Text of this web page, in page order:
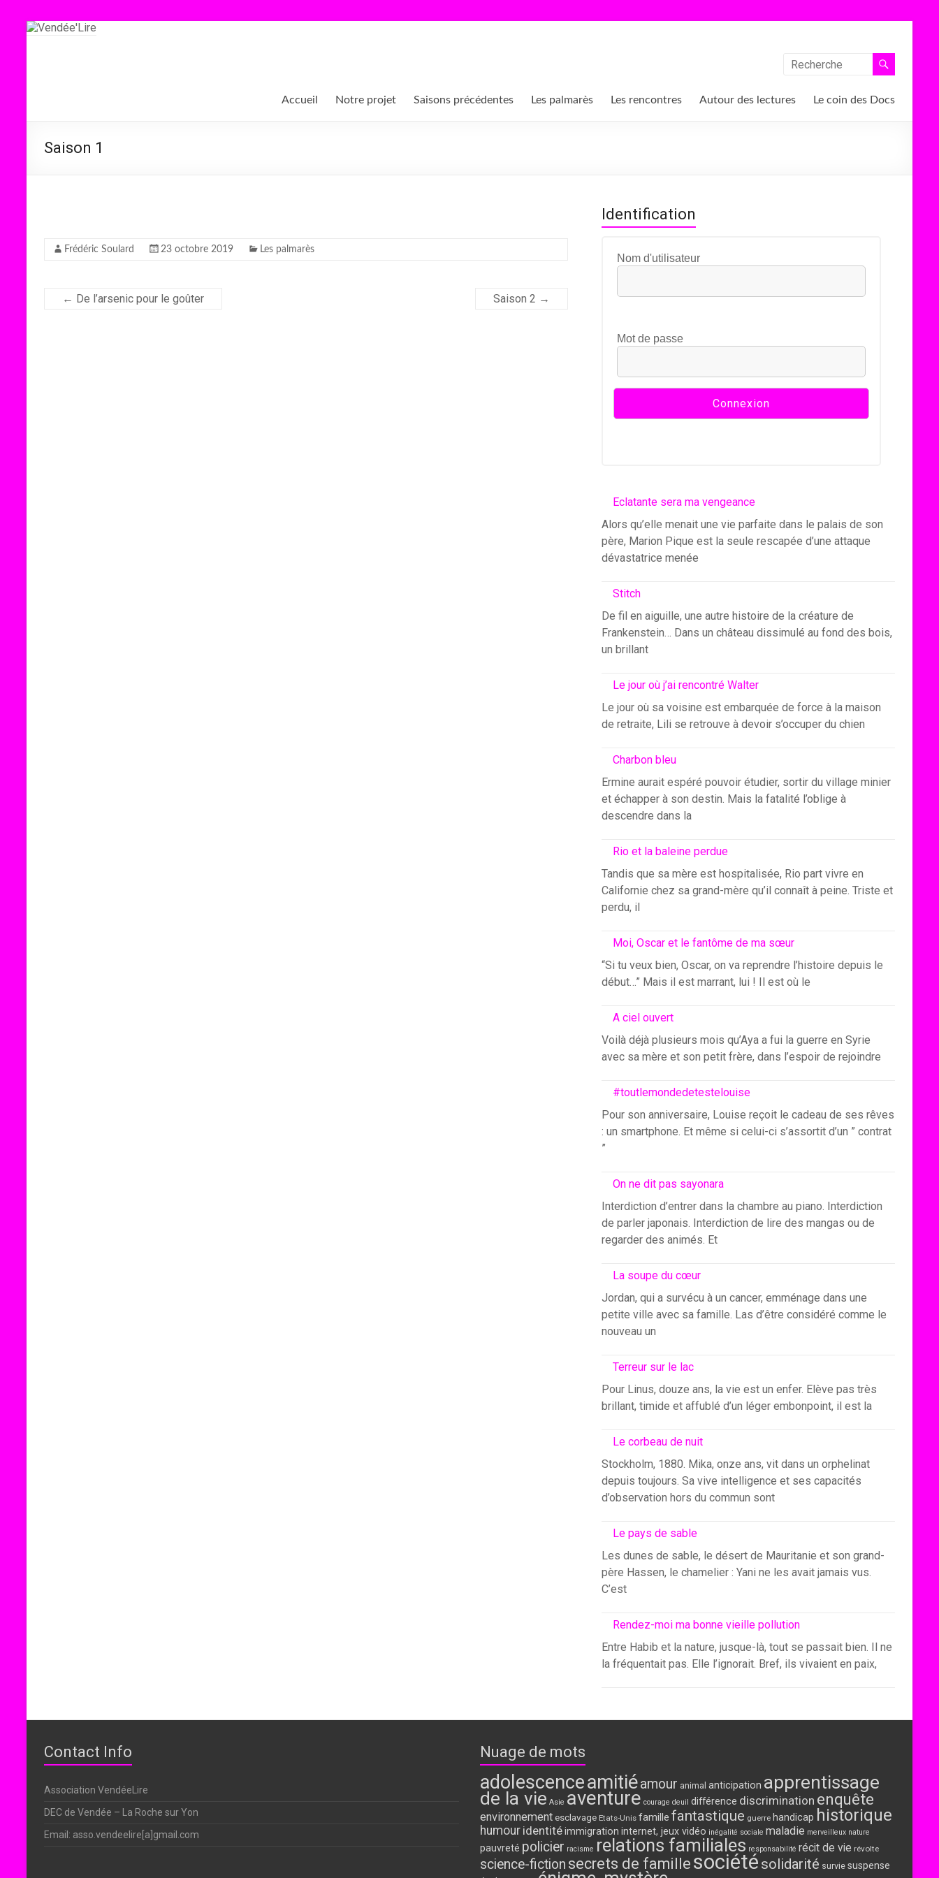
Aller
des
collégiens
Accueil Notre projet Saisons précédentes Les palmarès Les rencontres Autour des lectures Le coin des Docs
Saison 1
Frédéric Soulard 23 octobre 2019 Les palmarès
← De l’arsenic pour le goûter Saison 2 →
Identification
Nom d'utilisateur
Mot de passe
Eclatante sera ma vengeance
Alors qu’elle menait une vie parfaite dans le palais de son
père, Marion Pique est la seule rescapée d’une attaque
dévastatrice menée
Stitch
De fil en aiguille, une autre histoire de la créature de
Frankenstein… Dans un château dissimulé au fond des bois,
un brillant
Le jour où j’ai rencontré Walter
Le jour où sa voisine est embarquée de force à la maison
de retraite, Lili se retrouve à devoir s’occuper du chien
Charbon bleu
Ermine aurait espéré pouvoir étudier, sortir du village minier
et échapper à son destin. Mais la fatalité l’oblige à
descendre dans la
Rio et la baleine perdue
Tandis que sa mère est hospitalisée, Rio part vivre en
Californie chez sa grand-mère qu’il connaît à peine. Triste et
perdu, il
Moi, Oscar et le fantôme de ma sœur
“Si tu veux bien, Oscar, on va reprendre l’histoire depuis le
début…” Mais il est marrant, lui ! Il est où le
A ciel ouvert
Voilà déjà plusieurs mois qu’Aya a fui la guerre en Syrie
avec sa mère et son petit frère, dans l’espoir de rejoindre
#toutlemondedetestelouise
Pour son anniversaire, Louise reçoit le cadeau de ses rêves
: un smartphone. Et même si celui-ci s’assortit d’un ” contrat
”
On ne dit pas sayonara
Interdiction d’entrer dans la chambre au piano. Interdiction
de parler japonais. Interdiction de lire des mangas ou de
regarder des animés. Et
La soupe du cœur
Jordan, qui a survécu à un cancer, emménage dans une
petite ville avec sa famille. Las d’être considéré comme le
nouveau un
Terreur sur le lac
Pour Linus, douze ans, la vie est un enfer. Elève pas très
brillant, timide et affublé d’un léger embonpoint, il est la
Le corbeau de nuit
Stockholm, 1880. Mika, onze ans, vit dans un orphelinat
depuis toujours. Sa vive intelligence et ses capacités
d’observation hors du commun sont
Le pays de sable
Les dunes de sable, le désert de Mauritanie et son grand-
père Hassen, le chamelier : Yani ne les avait jamais vus.
C’est
Rendez-moi ma bonne vieille pollution
Entre Habib et la nature, jusque-là, tout se passait bien. Il ne
la fréquentait pas. Elle l’ignorait. Bref, ils vivaient en paix,
Contact Info
Association VendéeLire
DEC de Vendée – La Roche sur Yon
Email: asso.vendeelire[a]gmail.com
Nuage de mots
adolescenceamitiéamour animal anticipation apprentissage
de la vie Asie aventure courage deuil différence discrimination enquête
environnementesclavage Etats-Unis famille fantastique guerre handicap historique
humour identitéimmigration internet, jeux vidéo inégalité sociale maladie merveilleux nature
pauvreté policier racisme relations familiales responsabilité récit de vie révolte
science-fiction secrets de famille société solidarité survie suspense